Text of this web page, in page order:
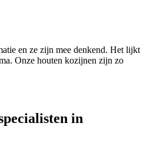
en ze zijn mee denkend. Het lijkt
Onze houten kozijnen zijn zo
in